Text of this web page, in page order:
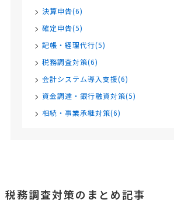
決算申告(6)
確定申告(5)
記帳・経理代行(5)
税務調査対策(6)
会計システム導入支援(6)
資金調達・銀行融資対策(5)
相続・事業承継対策(6)
税務調査対策のまとめ記事